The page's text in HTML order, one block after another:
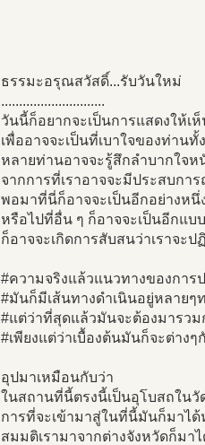
ธรรมะอรุณสวัสดิ์...รับวันใหม่
.............................
วันนี้ก็อยากจะเป็นการแสดงให้เ
เพื่ออาจจะเป็นที่เบาใจของท่านทั้
หลายท่านอาจจะรู้สึกลำบากใจห
จากการที่เราอาจจะมีประสบกา
พอมาที่นี่ก็อาจจะเป็นอีกอย่างหนึ่
หรือไปที่อื่น ๆ ก็อาจจะเป็นอีกแบ
ก็อาจจะเกิดการสับสนว่าเราจะ
#ความจริงแล้วแนวทางของการ
#มันก็มีเส้นทางดำเนินอยู่หลายๆ
#แต่ว่าที่สุดแล้วมันจะต้องมารวม
#เพียงแต่ว่าเบื้องต้นมันก็จะต่างๆ
อุปมาเหมือนกับว่า
ในสถานที่นี้ตรงนี้เป็นอุโบสถในวั
การที่จะเข้ามาสู่ในที่นี้มันก็มาได้
สมมติเรามาจากต่างจังหวัดก็มา